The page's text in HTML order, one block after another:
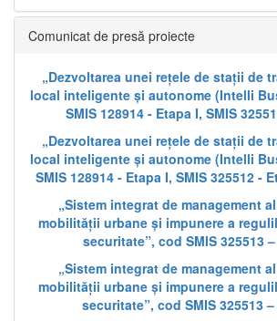
Comunicat de presă proiecte
„Dezvoltarea unei rețele de stații de
local inteligente și autonome (Intelli
SMIS 128914 - Etapa I, SMIS
„Dezvoltarea unei rețele de stații de
local inteligente și autonome (Intelli
SMIS 128914 - Etapa I, SMIS 325512 -
„Sistem integrat de management
mobilității urbane și impunere a
securitate”, cod SMIS 325513
„Sistem integrat de management
mobilității urbane și impunere a
securitate”, cod SMIS 325513